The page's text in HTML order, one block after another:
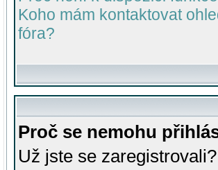
Koho mám kontaktovat
fóra?
Proč se nemohu
Už jste se